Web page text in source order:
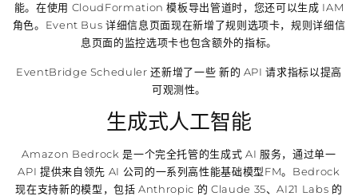
能。在使用 CloudFormation 模板导出管道时，您还可以生成 IAM
角色。Event Bus 详细信息页面现在新增了规则选项卡，规则详细信
息页面的监控选项卡也包含额外的指标。
EventBridge Scheduler 还新增了一些 新的 API 请求指标以提高
可观测性。
生成式人工智能
Amazon Bedrock 是一个完全托管的生成式 AI 服务，通过单一
API 提供来自领先 AI 公司的一系列高性能基础模型FM。Bedrock
现在支持新的模型，包括 Anthropic 的 Claude 35、AI21 Labs 的